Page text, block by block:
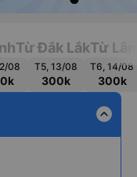
Từ Đắk LắkTừ
08 T5, 13/08
300k
T6, 14/08
300k
expand_less